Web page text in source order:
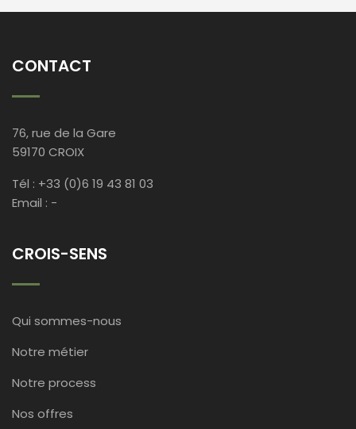
CONTACT
76, rue de la Gare
59170 CROIX
Tél : +33 (0)6 19 43 81 03
Email : -
CROIS-SENS
Qui sommes-nous
Notre métier
Notre process
Nos offres